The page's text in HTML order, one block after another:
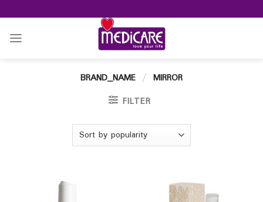
to
content
BRAND_NAME / MIRROR
FILTER